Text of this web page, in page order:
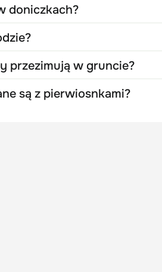
doniczkach?
przezimują w gruncie?
są z pierwiosnkami?